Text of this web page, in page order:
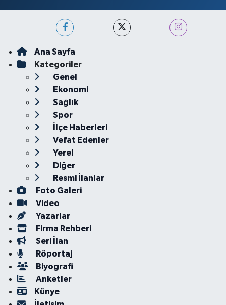
Ana Sayfa
Kategoriler
Genel
Ekonomi
Sağlık
Spor
İlçe Haberleri
Vefat Edenler
Yerel
Diğer
Resmi İlanlar
Foto Galeri
Video
Yazarlar
Firma Rehberi
Seri İlan
Röportaj
Biyografi
Anketler
Künye